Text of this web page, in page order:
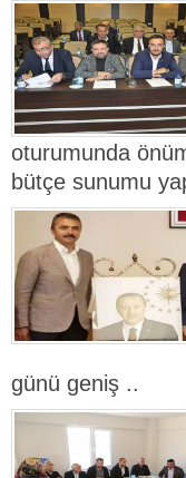
oturumunda
bütçe sunumu
günü geniş ..